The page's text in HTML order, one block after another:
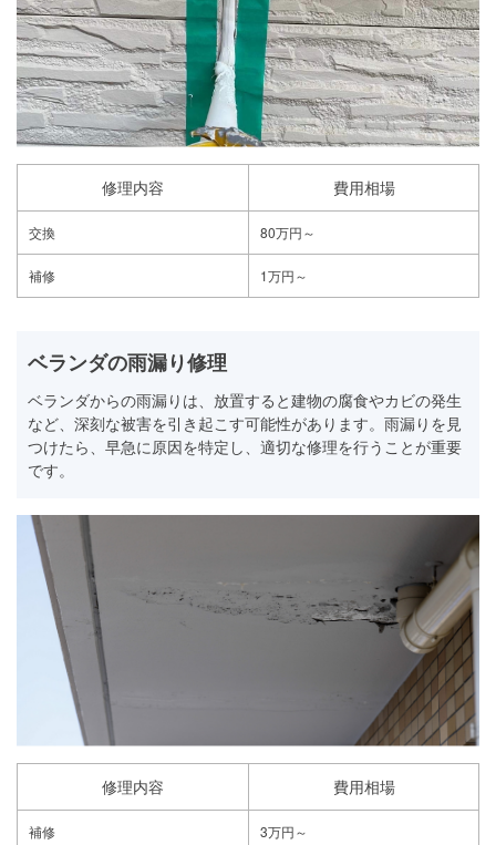
修理内容 費用相場
交換 80万円～
補修 1万円～
ベランダの雨漏り修理
ベランダからの雨漏りは、放置すると建物の腐食やカビの発生
など、深刻な被害を引き起こす可能性があります。雨漏りを見
つけたら、早急に原因を特定し、適切な修理を行うことが重要
です。
修理内容 費用相場
補修 3万円～